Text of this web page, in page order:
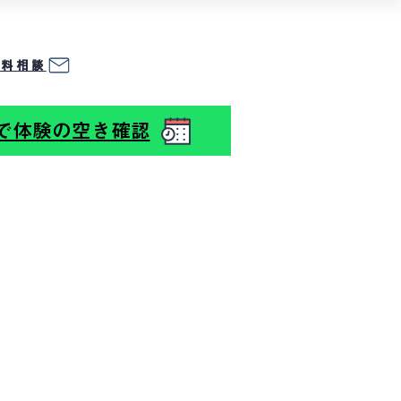
体験の空き確認
相談